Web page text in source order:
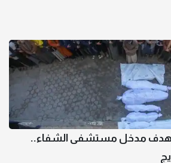
مدخل مستشفى الشفاء..